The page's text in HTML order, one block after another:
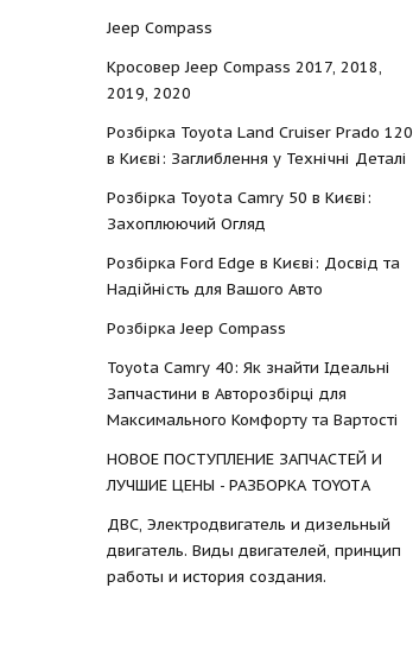
Jeep Compass
Кросовер Jeep Compass 2017, 2018,
2019, 2020
Розбірка Toyota Land Cruiser Prado 120
в Києві: Заглиблення у Технічні Деталі
Розбірка Toyota Camry 50 в Києві:
Захоплюючий Огляд
Розбірка Ford Edge в Києві: Досвід та
Надійність для Вашого Авто
Розбірка Jeep Compass
Toyota Camry 40: Як знайти Ідеальні
Запчастини в Авторозбірці для
Максимального Комфорту та Вартості
НОВОЕ ПОСТУПЛЕНИЕ ЗАПЧАСТЕЙ И
ЛУЧШИЕ ЦЕНЫ - РАЗБОРКА TOYOTА
ДВС, Электродвигатель и дизельный
двигатель. Виды двигателей, принцип
работы и история создания.